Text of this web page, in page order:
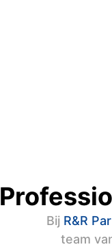
Bij R&R
team